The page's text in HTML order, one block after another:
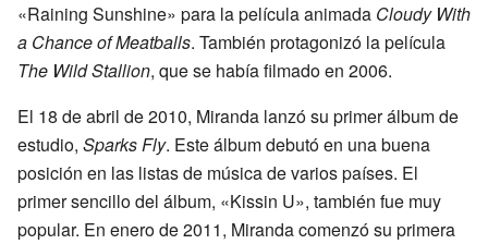
«Raining Sunshine» para la película animada Cloudy With
a Chance of Meatballs. También protagonizó la película
The Wild Stallion, que se había filmado en 2006.
El 18 de abril de 2010, Miranda lanzó su primer álbum de
estudio, Sparks Fly. Este álbum debutó en una buena
posición en las listas de música de varios países. El
primer sencillo del álbum, «Kissin U», también fue muy
popular. En enero de 2011, Miranda comenzó su primera